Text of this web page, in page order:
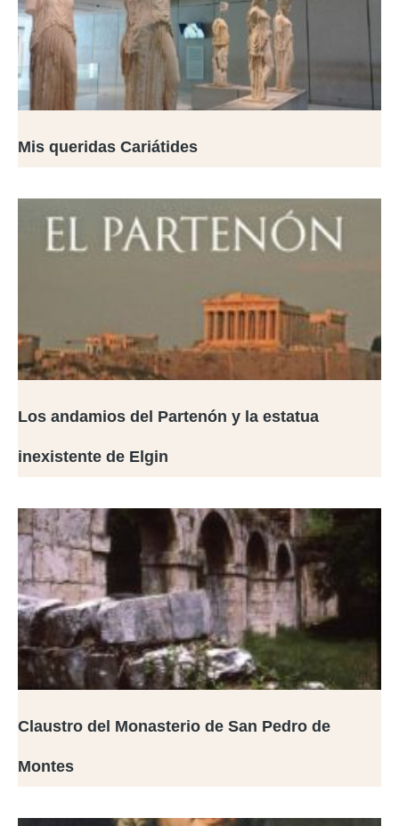
Mis queridas Cariátides
Los andamios del Partenón y la estatua
inexistente de Elgin
Claustro del Monasterio de San Pedro de
Montes